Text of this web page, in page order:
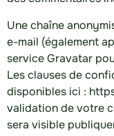
Une chaîne
e-mail (également
service Gravatar
Les clauses de
disponibles ici :
validation de votre
sera visible